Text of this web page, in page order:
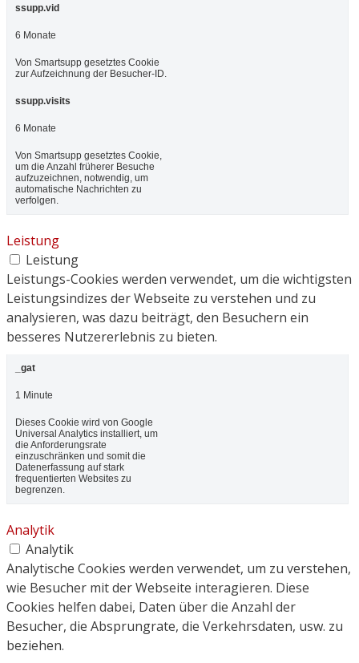
ssupp.vid
6 Monate
Von Smartsupp gesetztes Cookie
zur Aufzeichnung der Besucher-ID.
ssupp.visits
6 Monate
Von Smartsupp gesetztes Cookie,
um die Anzahl früherer Besuche
aufzuzeichnen, notwendig, um
automatische Nachrichten zu
verfolgen.
Leistung
Leistung
Leistungs-Cookies werden verwendet, um die wichtigsten
Leistungsindizes der Webseite zu verstehen und zu
analysieren, was dazu beiträgt, den Besuchern ein
besseres Nutzererlebnis zu bieten.
_gat
1 Minute
Dieses Cookie wird von Google
Universal Analytics installiert, um
die Anforderungsrate
einzuschränken und somit die
Datenerfassung auf stark
frequentierten Websites zu
begrenzen.
Analytik
Analytik
Analytische Cookies werden verwendet, um zu verstehen,
wie Besucher mit der Webseite interagieren. Diese
Cookies helfen dabei, Daten über die Anzahl der
Besucher, die Absprungrate, die Verkehrsdaten, usw. zu
beziehen.